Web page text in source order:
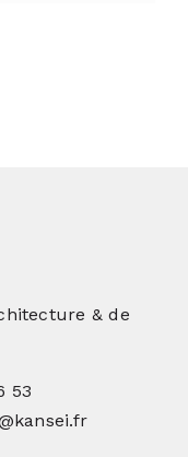
& de
53